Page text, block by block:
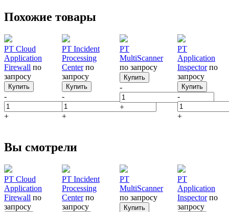
Похожие товары
PT Cloud
Application
Firewall по
запросу
Купить
-
+
PT Incident
Processing
Center по
запросу
Купить
-
+
PT
MultiScanner
по запросу
Купить
-
+
PT
Application
Inspector по
запросу
Купить
-
+
Вы смотрели
PT Cloud
Application
Firewall по
запросу
PT Incident
Processing
Center по
запросу
PT
MultiScanner
по запросу
Купить
PT
Application
Inspector по
запросу